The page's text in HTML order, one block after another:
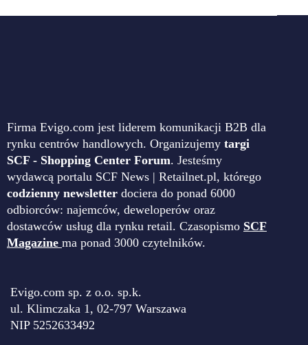
Firma Evigo.com jest liderem komunikacji B2B dla
rynku centrów handlowych. Organizujemy targi
SCF - Shopping Center Forum. Jesteśmy
wydawcą portalu SCF News | Retailnet.pl, którego
codzienny newsletter dociera do ponad 6000
odbiorców: najemców, deweloperów oraz
dostawców usług dla rynku retail. Czasopismo SCF
Magazine ma ponad 3000 czytelników.
Evigo.com sp. z o.o. sp.k.
ul. Klimczaka 1, 02-797 Warszawa
NIP 5252633492